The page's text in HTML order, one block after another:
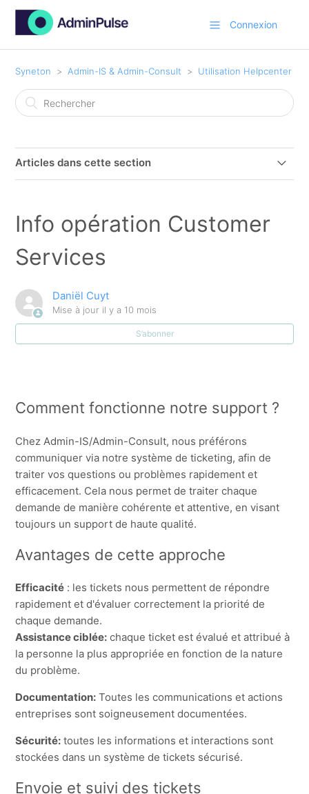
Connexion
Syneton Admin-IS & Admin-Consult Utilisation Helpcenter
Articles dans cette section
Info opération Customer Services
Comment est-ce que je peux suivre mes tickets ?
Comment modifier mon mot de passe Zendesk ?
Info opération Customer
Services
Daniël Cuyt
Mise à jour il y a 10 mois
S’abonner
Comment fonctionne notre support ?
Chez Admin-IS/Admin-Consult, nous préférons
communiquer via notre système de ticketing, afin de
traiter vos questions ou problèmes rapidement et
efficacement. Cela nous permet de traiter chaque
demande de manière cohérente et attentive, en visant
toujours un support de haute qualité.
Avantages de cette approche
Efficacité : les tickets nous permettent de répondre
rapidement et d'évaluer correctement la priorité de
chaque demande.
Assistance ciblée: chaque ticket est évalué et attribué à
la personne la plus appropriée en fonction de la nature
du problème.
Documentation: Toutes les communications et actions
entreprises sont soigneusement documentées.
Sécurité: toutes les informations et interactions sont
stockées dans un système de tickets sécurisé.
Envoie et suivi des tickets